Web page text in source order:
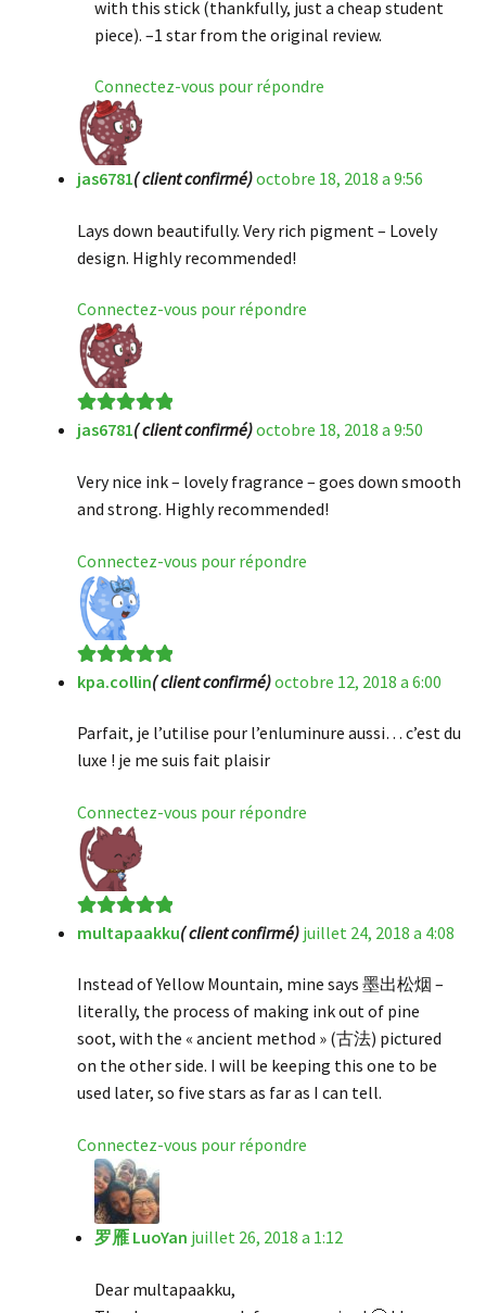
with this stick (thankfully, just a cheap student
piece). –1 star from the original review.
Connectez-vous pour répondre
jas6781( client confirmé)octobre 18, 2018 a 9:56
Lays down beautifully. Very rich pigment – Lovely
design. Highly recommended!
Connectez-vous pour répondre
Note5sur 5
jas6781( client confirmé)octobre 18, 2018 a 9:50
Very nice ink – lovely fragrance – goes down smooth
and strong. Highly recommended!
Connectez-vous pour répondre
Note5sur 5
kpa.collin( client confirmé)octobre 12, 2018 a 6:00
Parfait, je l’utilise pour l’enluminure aussi… c’est du
luxe ! je me suis fait plaisir
Connectez-vous pour répondre
Note5sur 5
multapaakku( client confirmé) juillet 24, 2018 a 4:08
Instead of Yellow Mountain, mine says 墨出松烟 –
literally, the process of making ink out of pine
soot, with the « ancient method » (古法) pictured
on the other side. I will be keeping this one to be
used later, so five stars as far as I can tell.
Connectez-vous pour répondre
罗雁 LuoYan juillet 26, 2018 a 1:12
Dear multapaakku,